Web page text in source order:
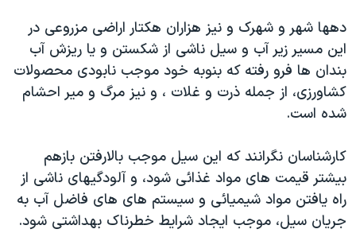
اسرائیل در جنگ
گالری عکس
آرشیو پخش زنده
ورزش زنان در ایران
اعتراضات زن، زندگی، آزادی
مجموعه مستندهای دادخواهی
تریبونال مردمی آبان ۹۸
چهل سال گروگان‌گیری
قانون شفافیت دارائی کادر رهبری ایران
اعتراضات مردمی آبان ۹۸
دهها شهر و شهرک و نيز هزاران هکتار اراضی مزروعی در
اين مسير زير آب و سيل ناشی از شکستن و يا ريزش آب
بندان ها فرو رفته که بنوبه خود موجب نابودی محصولات
کشاورزی، از جمله ذرت و غلات ، و نيز مرگ و مير احشام
شده است.
کارشناسان نگرانند که اين سيل موجب بالارفتن بازهم
بيشتر قيمت های مواد غذائی شود، و آلودگيهای ناشی از
راه يافتن مواد شيميائی و سيستم های های فاضل آب به
جريان سيل، موجب ايجاد شرايط خطرناک بهداشتی شود.